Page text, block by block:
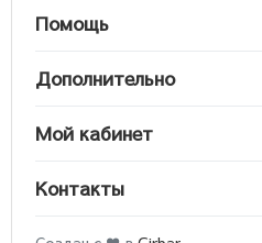
Помощь
Дополнительно
Мой кабинет
Контакты